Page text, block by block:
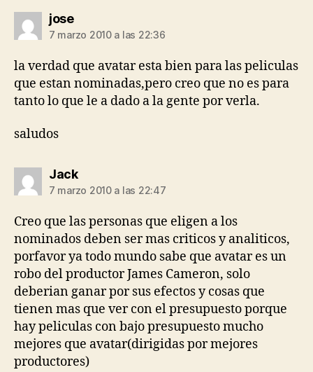
josedice:
7 marzo 2010 a las 22:36
la verdad que avatar esta bien para las peliculas
que estan nominadas,pero creo que no es para
tanto lo que le a dado a la gente por verla.
saludos
Jackdice:
7 marzo 2010 a las 22:47
Creo que las personas que eligen a los
nominados deben ser mas criticos y analiticos,
porfavor ya todo mundo sabe que avatar es un
robo del productor James Cameron, solo
deberian ganar por sus efectos y cosas que
tienen mas que ver con el presupuesto porque
hay peliculas con bajo presupuesto mucho
mejores que avatar(dirigidas por mejores
productores)